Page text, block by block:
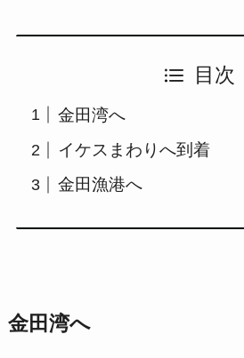
目次
金田湾へ
イケスまわりへ到着
金田漁港へ
金田湾へ